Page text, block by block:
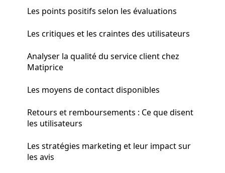
Les points positifs selon les évaluations
Les critiques et les craintes des utilisateurs
Analyser la qualité du service client chez
Matiprice
Les moyens de contact disponibles
Retours et remboursements : Ce que disent
les utilisateurs
Les stratégies marketing et leur impact sur
les avis